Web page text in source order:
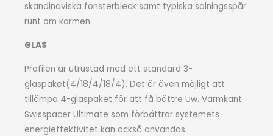
skandinaviska fönsterbleck samt typiska salningsspår
runt om karmen.
GLAS
Profilen är utrustad med ett standard 3-
glaspaket(4/18/4/18/4). Det är även möjligt att
tillämpa 4-glaspaket för att få bättre Uw. Varmkant
Swisspacer Ultimate som förbättrar systemets
energieffektivitet kan också användas.